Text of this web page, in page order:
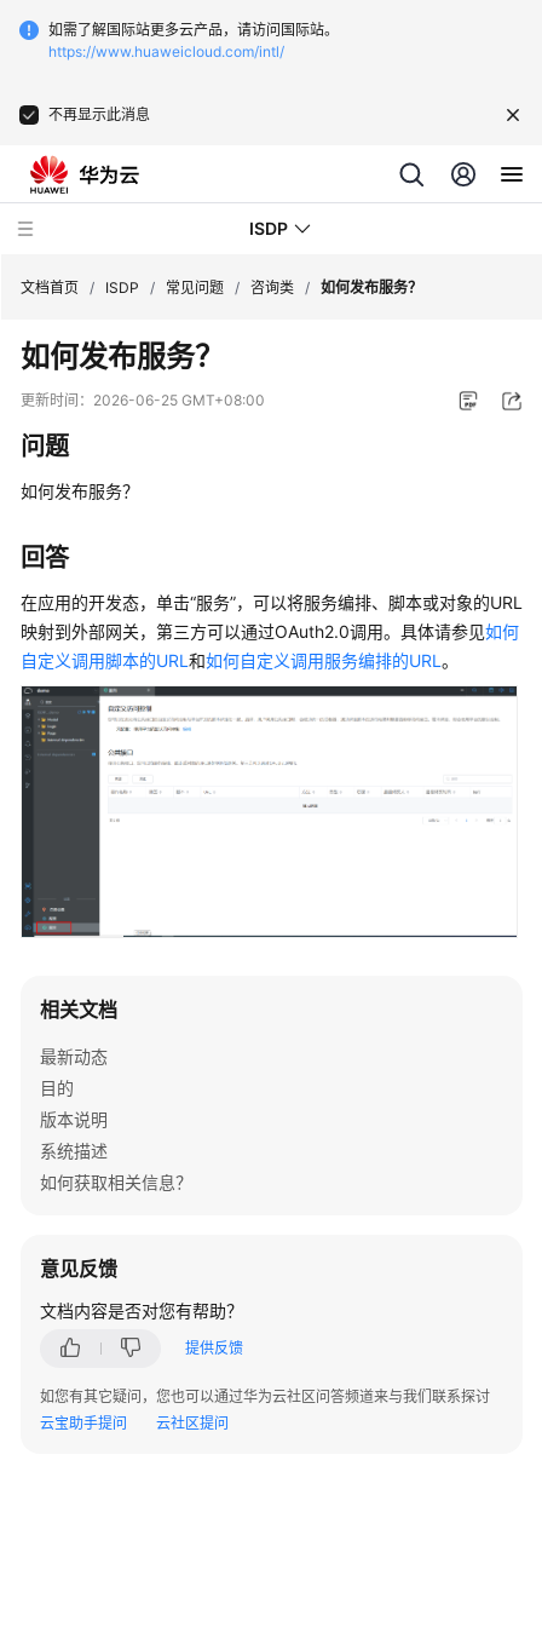
如需了解国际站更多云产品，请访问国际站。
https://www.huaweicloud.com/intl/
不再显示此消息
ISDP
最
新
态
用
指
API
参
考
常
装
部
询
类
操
作
类
ISDP
系
配
置
文档首页 / ISDP / 常见问题 / 咨询类 / 如何发布服务？
如何发布服务？
更新时间： 2026-06-25 GMT+08:00
问题
如何发布服务？
回答
在应用的开发态，单击“服务”，可以将服务编排、脚本或对象的URL
映射到外部网关，第三方可以通过OAuth2.0调用。具体请参见如何
自定义调用脚本的URL 和如何自定义调用服务编排的URL 。
相关文档
最新动态
目的
版本说明
系统描述
如何获取相关信息？
意见反馈
文档内容是否对您有帮助？
提供反馈
如您有其它疑问，您也可以通过华为云社区问答频道来与我们联系探讨
云宝助手提问
云社区提问